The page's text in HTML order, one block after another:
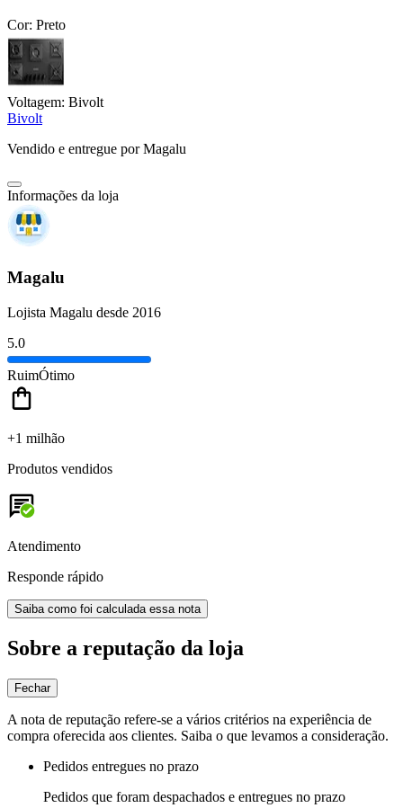
Cor: Preto
Voltagem: Bivolt
Bivolt
Vendido e entregue por Magalu
Informações da loja
Magalu
Lojista Magalu desde 2016
5.0
RuimÓtimo
+1 milhão
Produtos vendidos
Atendimento
Responde rápido
Saiba como foi calculada essa nota
Sobre a reputação da loja
Fechar
A nota de reputação refere-se a vários critérios na experiência de
compra oferecida aos clientes. Saiba o que levamos a consideração.
Pedidos entregues no prazo
Pedidos que foram despachados e entregues no prazo